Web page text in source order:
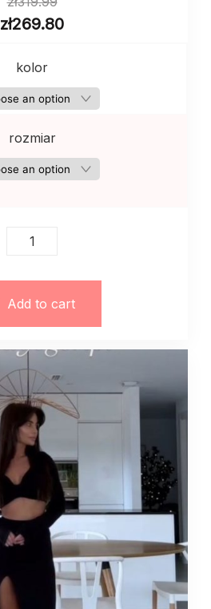
zł269.80
kolor
rozmiar
Damski
topem
szykowny
biały
quantity
Add to cart